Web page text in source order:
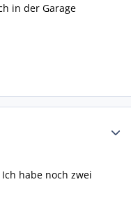
in der Garage
habe noch zwei